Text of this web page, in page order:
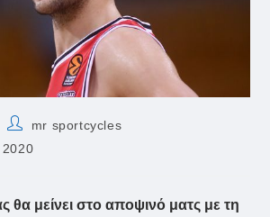
Postmr sportcycles
θα μείνει στο αποψινό ματς με τη